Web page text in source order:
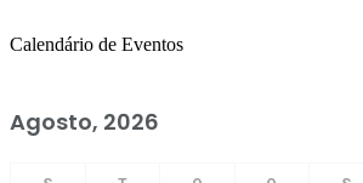
Calendário de Eventos
Agosto, 2026